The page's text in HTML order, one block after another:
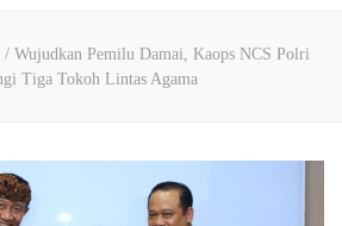
/ Wujudkan Pemilu Damai, Kaops NCS Polri
Tiga Tokoh Lintas Agama